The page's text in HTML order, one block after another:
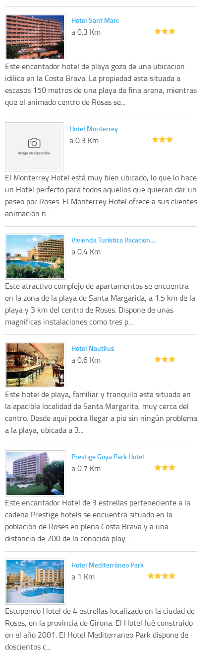
Hotel Sant Marc
a 0.3 Km
Este encantador hotel de playa goza de una ubicacion
idilica en la Costa Brava. La propiedad esta situada a
escasos 150 metros de una playa de fina arena, mientras
que el animado centro de Rosas se...
Hotel Monterrey
a 0.3 Km
El Monterrey Hotel está muy bien ubicado, lo que lo hace
un Hotel perfecto para todos aquellos que quieran dar un
paseo por Roses. El Monterrey Hotel ofrece a sus clientes
animación n...
Vivienda Turística Vacacion…
a 0.4 Km
Este atractivo complejo de apartamentos se encuentra
en la zona de la playa de Santa Margarida, a 1.5 km de la
playa y 3 km del centro de Roses. Dispone de unas
magnificas instalaciones como tres p...
Hotel Nautilus
a 0.6 Km
Este hotel de playa, familiar y tranquilo esta situado en
la apacible localidad de Santa Margarita, muy cerca del
centro. Desde aqui podra llegar a pie sin ningún problema
a la playa, ubicada a 3...
Prestige Goya Park Hotel
a 0.7 Km
Este encantador Hotel de 3 estrellas perteneciente a la
cadena Prestige hotels se encuentra situado en la
población de Roses en plena Costa Brava y a una
distancia de 200 de la conocida play...
Hotel Mediterráneo Park
a 1 Km
Estupendo Hotel de 4 estrellas localizado en la ciudad de
Roses, en la provincia de Girona. El Hotel fué construido
en el año 2001. El Hotel Mediterraneo Park dispone de
doscientos c...